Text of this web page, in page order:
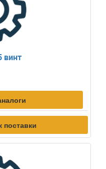
винт
поставки